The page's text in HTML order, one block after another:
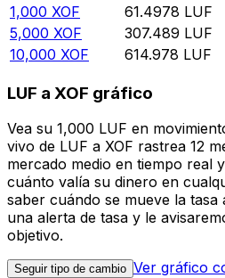
1,000 XOF 61.4978 LUF
5,000 XOF 307.489 LUF
10,000 XOF 614.978 LUF
LUF a XOF gráfico
Vea su 1,000 LUF en
vivo de LUF a XOF rastrea 12
mercado medio en tiempo real
cuánto valía su dinero en
saber cuándo se mueve la
una alerta de tasa y le
objetivo.
Seguir tipo de cambio Ver gráfico